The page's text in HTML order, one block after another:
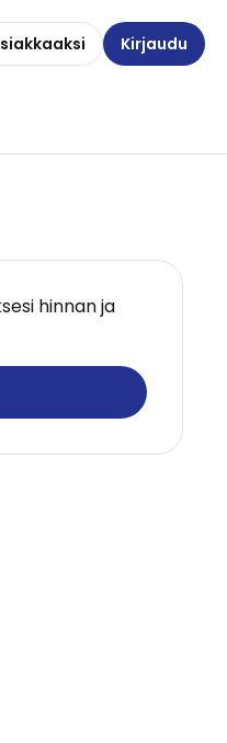
Kirjaudu
hinnan ja